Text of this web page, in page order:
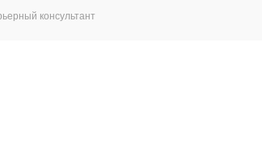
консультант